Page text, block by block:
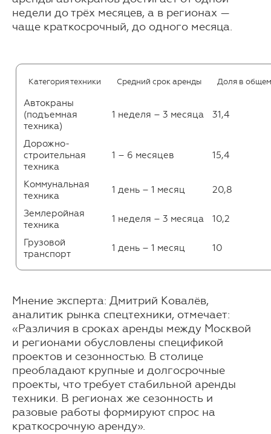
недели до трёх месяцев, а в регионах —
чаще краткосрочный, до одного месяца.
Категория техники Средний срок аренды Доля в
Автокраны
(подъемная
техника)
1 неделя – 3 месяца 31,4
Дорожно-
строительная
техника
1 – 6 месяцев 15,4
Коммунальная
техника
1 день – 1 месяц 20,8
Землеройная
техника
1 неделя – 3 месяца 10,2
Грузовой
транспорт
1 день – 1 месяц 10
Мнение эксперта: Дмитрий Ковалёв,
аналитик рынка спецтехники, отмечает:
«Различия в сроках аренды между Москвой
и регионами обусловлены спецификой
проектов и сезонностью. В столице
преобладают крупные и долгосрочные
проекты, что требует стабильной аренды
техники. В регионах же сезонность и
разовые работы формируют спрос на
краткосрочную аренду».